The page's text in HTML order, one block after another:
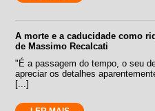
A morte e a caducidade como
de Massimo Recalcati
"É a passagem do tempo, o seu
apreciar os detalhes
[...]